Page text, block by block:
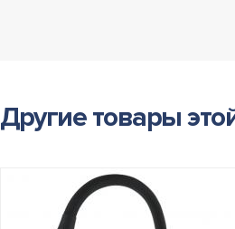
Другие товары